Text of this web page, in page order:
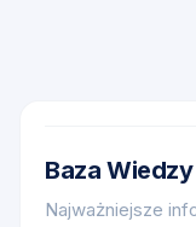
Baza Wiedzy
Najważniejsze